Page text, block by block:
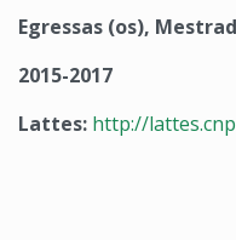
Egressas (os),
2015-2017
Lattes: http://